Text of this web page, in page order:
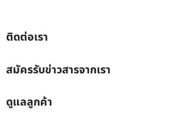
ติดต่อเรา
สมัครรับข่าวสารจากเรา
ดูแลลูกค้า